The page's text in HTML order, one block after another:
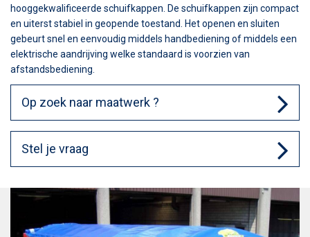
hooggekwalificeerde schuifkappen. De schuifkappen zijn compact
en uiterst stabiel in geopende toestand. Het openen en sluiten
gebeurt snel en eenvoudig middels handbediening of middels een
elektrische aandrijving welke standaard is voorzien van
afstandsbediening.
Op zoek naar maatwerk ?
Stel je vraag